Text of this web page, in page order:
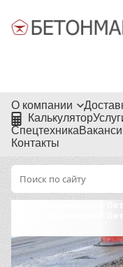
О компании
Калькулятор
Спецтехника
Контакты
Гидротехнический
Гидротехнический